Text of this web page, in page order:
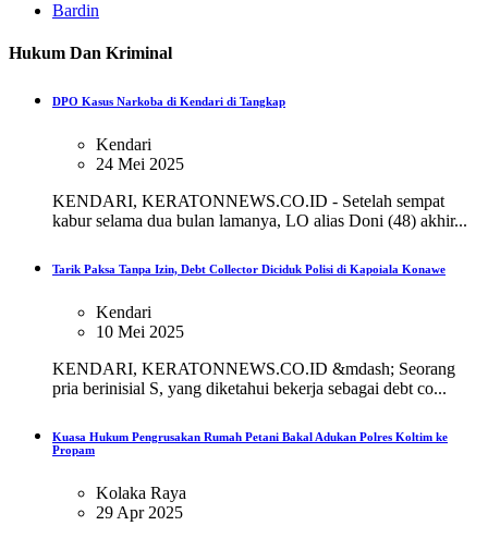
Bardin
Hukum Dan Kriminal
DPO Kasus Narkoba di Kendari di Tangkap
Kendari
24 Mei 2025
KENDARI, KERATONNEWS.CO.ID - Setelah sempat
kabur selama dua bulan lamanya, LO alias Doni (48) akhir...
Tarik Paksa Tanpa Izin, Debt Collector Diciduk Polisi di Kapoiala Konawe
Kendari
10 Mei 2025
KENDARI, KERATONNEWS.CO.ID &mdash; Seorang
pria berinisial S, yang diketahui bekerja sebagai debt co...
Kuasa Hukum Pengrusakan Rumah Petani Bakal Adukan Polres Koltim ke
Propam
Kolaka Raya
29 Apr 2025